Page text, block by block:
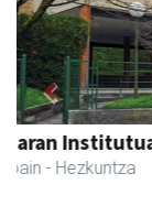
Xixori belar-
Andoain - Belar-
Previous